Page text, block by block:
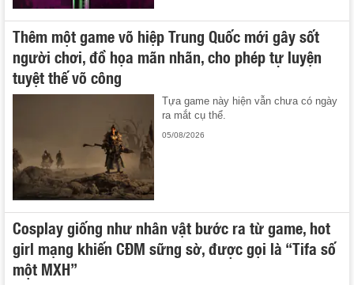
Thêm một game võ hiệp Trung Quốc mới gây sốt
người chơi, đồ họa mãn nhãn, cho phép tự luyện
tuyệt thế võ công
Tựa game này hiện vẫn chưa có ngày
ra mắt cụ thể.
05/08/2026
Cosplay giống như nhân vật bước ra từ game, hot
girl mạng khiến CĐM sững sờ, được gọi là “Tifa số
một MXH”